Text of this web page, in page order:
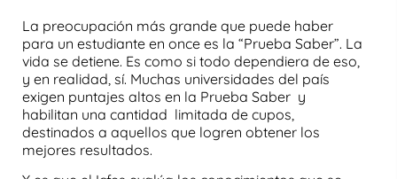
La preocupación más grande que puede haber
para un estudiante en once es la “Prueba Saber”. La
vida se detiene. Es como si todo dependiera de eso,
y en realidad, sí. Muchas universidades del país
exigen puntajes altos en la Prueba Saber y
habilitan una cantidad limitada de cupos,
destinados a aquellos que logren obtener los
mejores resultados.